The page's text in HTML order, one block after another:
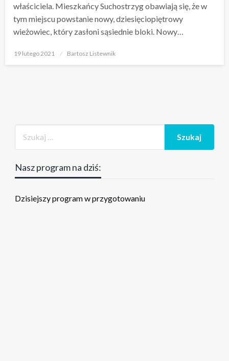
właściciela. Mieszkańcy Suchostrzyg obawiają się, że w
tym miejscu powstanie nowy, dziesięciopiętrowy
wieżowiec, który zasłoni sąsiednie bloki. Nowy…
Opublikowane
19 lutego 2021 Bartosz Listewnik
Nasz program na dziś:
Dzisiejszy program w przygotowaniu